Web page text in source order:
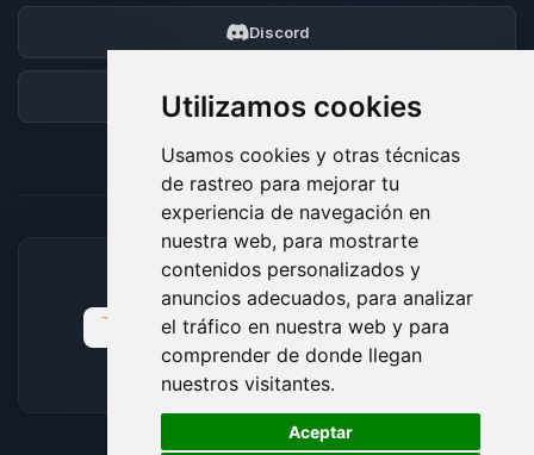
Utilizamos cookies
Usamos cookies y otras técnicas
de rastreo para mejorar tu
experiencia de navegación en
nuestra web, para mostrarte
contenidos personalizados y
anuncios adecuados, para analizar
el tráfico en nuestra web y para
comprender de donde llegan
nuestros visitantes.
Aceptar
Discord
Foro
MÉTODOS DE PAGO ACEPTADOS
🍪